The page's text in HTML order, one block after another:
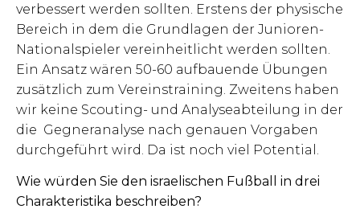
verbessert werden sollten. Erstens der physische
Bereich in dem die Grundlagen der Junioren-
Nationalspieler vereinheitlicht werden sollten.
Ein Ansatz wären 50-60 aufbauende Übungen
zusätzlich zum Vereinstraining. Zweitens haben
wir keine Scouting- und Analyseabteilung in der
die Gegneranalyse nach genauen Vorgaben
durchgeführt wird. Da ist noch viel Potential.
Wie würden Sie den israelischen Fußball in drei
Charakteristika beschreiben?